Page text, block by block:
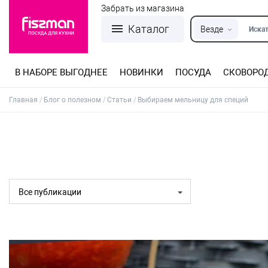
Каталог Везде
Забрать из магазина
В НАБОРЕ ВЫГОДНЕЕ НОВИНКИ ПОСУДА
Главная Блог о полезном Статьи Выбираем мельницу для специй
Все публикации